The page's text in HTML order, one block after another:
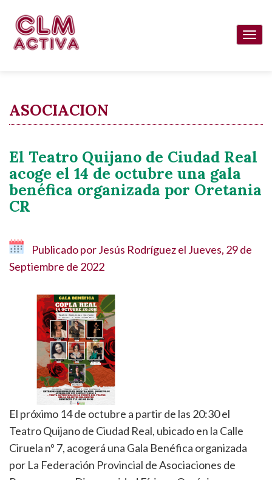
contenido
ASOCIACION
El Teatro Quijano de Ciudad Real
acoge el 14 de octubre una gala
benéfica organizada por Oretania
CR
Publicado porJesús Rodríguezel Jueves, 29 de
Septiembre de 2022
El próximo 14 de octubre a partir de las 20:30 el
Teatro Quijano de Ciudad Real, ubicado en la Calle
Ciruela nº 7, acogerá una Gala Benéfica organizada
por La Federación Provincial de Asociaciones de